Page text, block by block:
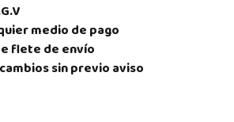
medio de pago
flete de envío
sin previo aviso